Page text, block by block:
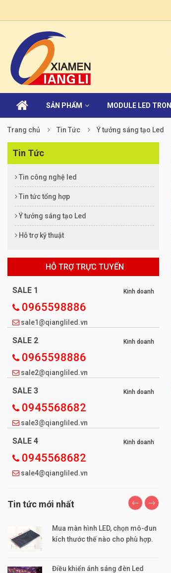
SẢN PHẨM MODULE LED
Trang chủ Tin Tức Ý tưởng sáng tạo Led
Tin Tức
Tin công nghệ led
Tin tức tổng hợp
Ý tưởng sáng tạo Led
Hỗ trợ kỹ thuật
HỖ TRỢ TRỰC TUYẾN
SALE 1 Kinh doanh
0965598886
sale1@qiangliled.vn
SALE 2 Kinh doanh
0965598886
sale2@qiangliled.vn
SALE 3 Kinh doanh
0945568682
sale3@qiangliled.vn
SALE 4 Kinh doanh
0945568682
sale4@qiangliled.vn
Tin tức mới nhất
Mua màn hình LED, chọn mô-đun
kích thước thế nào cho phù hợp.
Điều khiển ánh sáng đèn Led